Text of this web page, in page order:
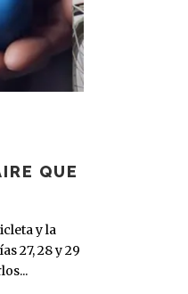
QUE
y la
27, 28 y 29